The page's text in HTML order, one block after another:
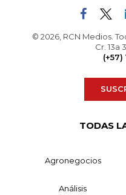
© 2026, RCN Medios.
Cr. 13a
TODAS
Agronegocios
Análisis